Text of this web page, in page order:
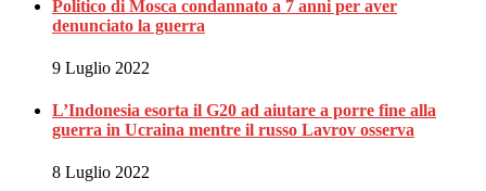
Politico di Mosca condannato a 7 anni per aver
denunciato la guerra
9 Luglio 2022
L’Indonesia esorta il G20 ad aiutare a porre fine alla
guerra in Ucraina mentre il russo Lavrov osserva
8 Luglio 2022